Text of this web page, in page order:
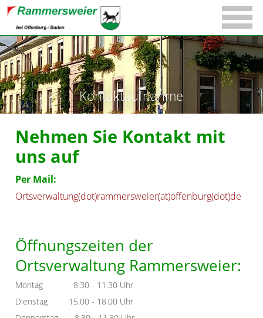
Kontaktaufnahme
Nehmen Sie Kontakt mit
uns auf
Per Mail:
Ortsverwaltung(dot)rammersweier(at)offenburg(dot)de
Öffnungszeiten der
Ortsverwaltung Rammersweier:
Montag 8.30 - 11.30 Uhr
Dienstag 15.00 - 18.00 Uhr